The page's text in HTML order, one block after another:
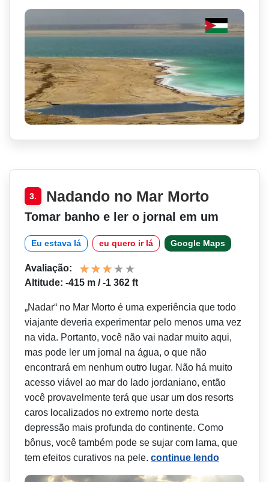
3. Nadando no Mar Morto
Tomar banho e ler o jornal em um
Eu estava lá eu quero ir lá Google Maps
Avaliação:
Altitude: -415 m / -1 362 ft
„Nadar“ no Mar Morto é uma experiência que todo
viajante deveria experimentar pelo menos uma vez
na vida. Portanto, você não vai nadar muito aqui,
mas pode ler um jornal na água, o que não
encontrará em nenhum outro lugar. Não há muito
acesso viável ao mar do lado jordaniano, então
você provavelmente terá que usar um dos resorts
caros localizados no extremo norte desta
depressão mais profunda do continente. Como
bônus, você também pode se sujar com lama, que
tem efeitos curativos na pele. continue lendo